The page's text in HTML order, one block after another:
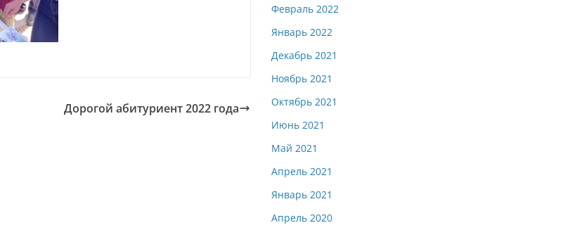
Дорогой абитуриент 2022 года
Февраль 2022
Январь 2022
Декабрь 2021
Ноябрь 2021
Октябрь 2021
Июнь 2021
Май 2021
Апрель 2021
Январь 2021
Апрель 2020